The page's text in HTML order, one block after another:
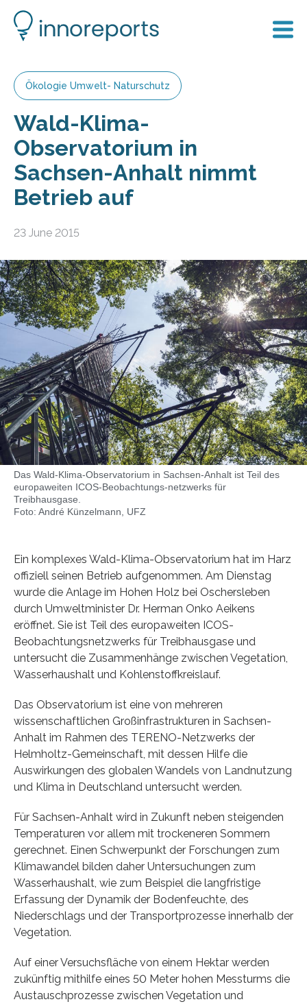
Ökologie Umwelt- Naturschutz
Wald-Klima-
Observatorium in
Sachsen-Anhalt nimmt
Betrieb auf
23 June 2015
Das Wald-Klima-Observatorium in Sachsen-Anhalt ist Teil des
europaweiten ICOS-Beobachtungs-netzwerks für
Treibhausgase.
Foto: André Künzelmann, UFZ
Ein komplexes Wald-Klima-Observatorium hat im Harz
offiziell seinen Betrieb aufgenommen. Am Dienstag
wurde die Anlage im Hohen Holz bei Oschersleben
durch Umweltminister Dr. Herman Onko Aeikens
eröffnet. Sie ist Teil des europaweiten ICOS-
Beobachtungsnetzwerks für Treibhausgase und
untersucht die Zusammenhänge zwischen Vegetation,
Wasserhaushalt und Kohlenstoffkreislauf.
Das Observatorium ist eine von mehreren
wissenschaftlichen Großinfrastrukturen in Sachsen-
Anhalt im Rahmen des TERENO-Netzwerks der
Helmholtz-Gemeinschaft, mit dessen Hilfe die
Auswirkungen des globalen Wandels von Landnutzung
und Klima in Deutschland untersucht werden.
Für Sachsen-Anhalt wird in Zukunft neben steigenden
Temperaturen vor allem mit trockeneren Sommern
gerechnet. Einen Schwerpunkt der Forschungen zum
Klimawandel bilden daher Untersuchungen zum
Wasserhaushalt, wie zum Beispiel die langfristige
Erfassung der Dynamik der Bodenfeuchte, des
Niederschlags und der Transportprozesse innerhalb der
Vegetation.
Auf einer Versuchsfläche von einem Hektar werden
zukünftig mithilfe eines 50 Meter hohen Messturms die
Austauschprozesse zwischen Vegetation und